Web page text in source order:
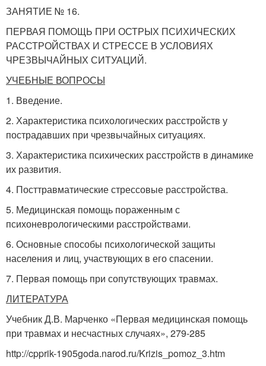
ЗАНЯТИЕ № 16.
ПЕРВАЯ ПОМОЩЬ ПРИ ОСТРЫХ ПСИХИЧЕСКИХ
РАССТРОЙСТВАХ И СТРЕССЕ В УСЛОВИЯХ
ЧРЕЗВЫЧАЙНЫХ СИТУАЦИЙ.
УЧЕБНЫЕ ВОПРОСЫ
1. Введение.
2. Характеристика психологических расстройств у
пострадавших при чрезвычайных ситуациях.
3. Характеристика психических расстройств в динамике
их развития.
4. Посттравматические стрессовые расстройства.
5. Медицинская помощь пораженным с
психоневрологическими расстройствами.
6. Основные способы психологической защиты
населения и лиц, участвующих в его спасении.
7. Первая помощь при сопутствующих травмах.
ЛИТЕРАТУРА
Учебник Д.В. Марченко «Первая медицинская помощь
при травмах и несчастных случаях», 279-285
http://cpprik-1905goda.narod.ru/Krizis_pomoz_3.htm